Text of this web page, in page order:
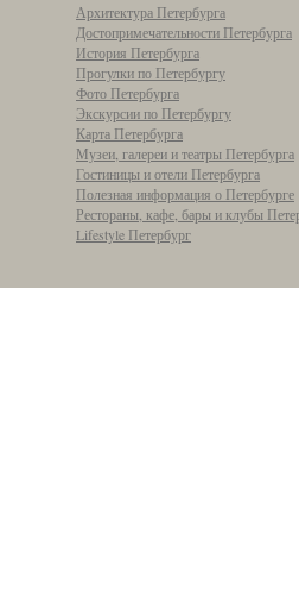
Архитектура Петербурга
Достопримечательности Петербурга
История Петербурга
Прогулки по Петербургу
Фото Петербурга
Экскурсии по Петербургу
Карта Петербурга
Музеи, галереи и театры Петербурга
Гостиницы и отели Петербурга
Полезная информация о Петербурге
Рестораны, кафе, бары и клубы
Lifestyle Петербург